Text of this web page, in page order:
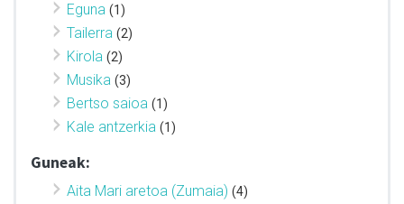
Eguna (1)
Tailerra (2)
Kirola (2)
Musika (3)
Bertso saioa (1)
Kale antzerkia (1)
Guneak:
Aita Mari aretoa (Zumaia) (4)